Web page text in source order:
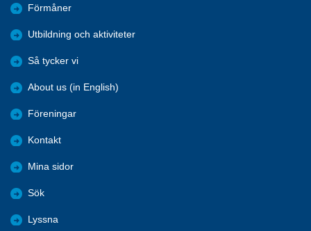
Förmåner
Utbildning och aktiviteter
Så tycker vi
About us (in English)
Föreningar
Kontakt
Mina sidor
Sök
Lyssna